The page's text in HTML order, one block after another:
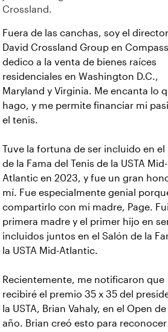
Crossland.
Fuera de las canchas, soy el
David Crossland Group en
dedico a la venta de bienes raíces
residenciales en Washington D.C.,
Maryland y Virginia. Me encanta lo
hago, y me permite financiar mi
el tenis.
Tuve la fortuna de ser incluido en el
de la Fama del Tenis de la USTA Mid-
Atlantic en 2023, y fue un gran
mí. Fue especialmente genial
compartirlo con mi madre, Page.
primera madre y el primer hijo en
incluidos juntos en el Salón de la
la USTA Mid-Atlantic.
Recientemente, me notificaron que
recibiré el premio 35 x 35 del
la USTA, Brian Vahaly, en el Open
año. Brian creó esto para reconocer